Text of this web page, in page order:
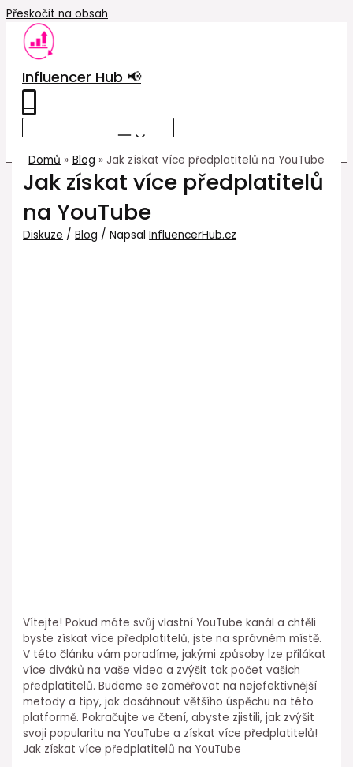
Přeskočit na obsah
Influencer Hub 📢
Domů Blog Jak získat více předplatitelů na YouTube
Jak získat více předplatitelů
na YouTube
Diskuze /Blog / NapsalInfluencerHub.cz
Vítejte! Pokud máte svůj vlastní YouTube kanál a chtěli
byste získat více předplatitelů, jste na správném místě.
V této článku vám poradíme, jakými způsoby lze přilákat
více diváků na vaše videa a zvýšit tak počet vašich
předplatitelů. Budeme se zaměřovat na nejefektivnější
metody a tipy, jak dosáhnout většího úspěchu na této
platformě. Pokračujte ve čtení, abyste zjistili, jak zvýšit
svoji popularitu na YouTube a získat více předplatitelů!
Jak získat více předplatitelů na YouTube